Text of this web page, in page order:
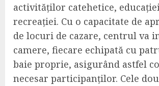
activităților catehetice,
recreației. Cu o capacitate de
de locuri de cazare, centrul va
camere, fiecare echipată cu
baie proprie, asigurând astfel
necesar participanților. Cele